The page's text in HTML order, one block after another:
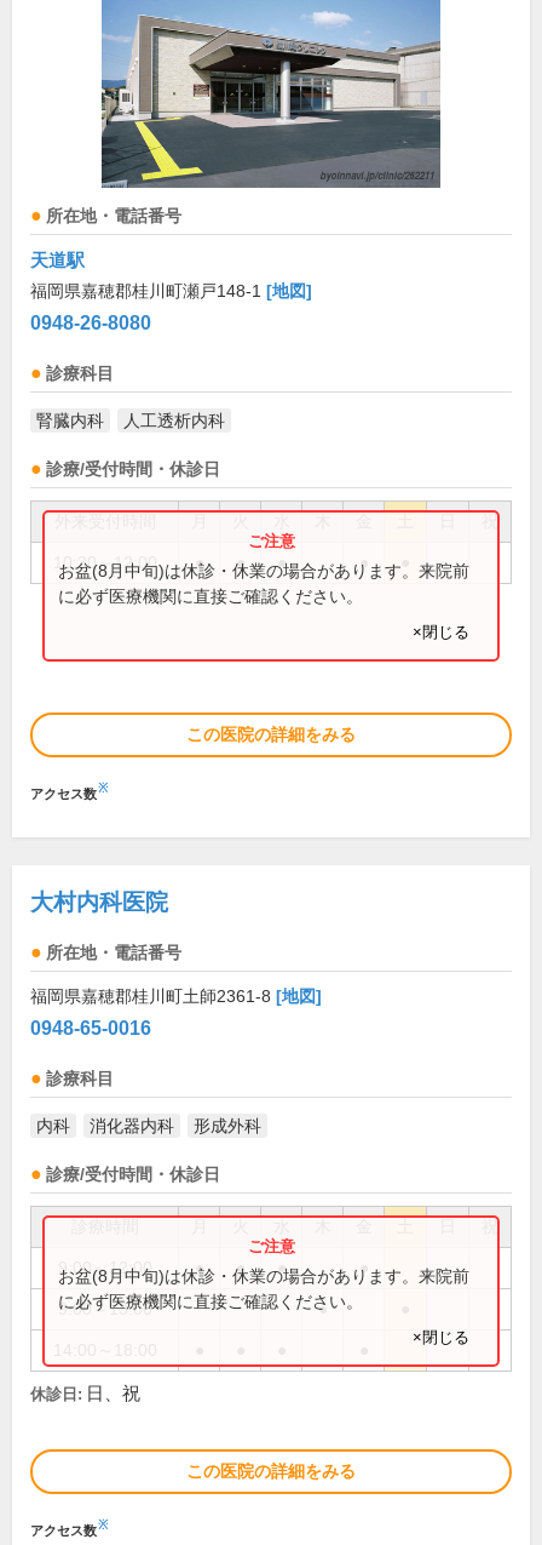
所在地・電話番号
天道駅
福岡県嘉穂郡桂川町瀬戸148-1 [地図]
0948-26-8080
診療科目
腎臓内科 人工透析内科
診療/受付時間・休診日
祝
10:30～12:00 ● ● ● ●
お盆(8月中旬)は休診・休業の場合があります。来院前
に必ず医療機関に直接ご確認ください。
×閉じる
この医院の詳細をみる
アクセス数※
大村内科医院
所在地・電話番号
福岡県嘉穂郡桂川町土師2361-8 [地図]
0948-65-0016
診療科目
内科 消化器内科 形成外科
診療/受付時間・休診日
祝
9:00～12:00 ● ● ● ●
9:00～13:00 ●
お盆(8月中旬)は休診・休業の場合があります。来院前
に必ず医療機関に直接ご確認ください。
×閉じる
休診日: 日、祝
この医院の詳細をみる
アクセス数※